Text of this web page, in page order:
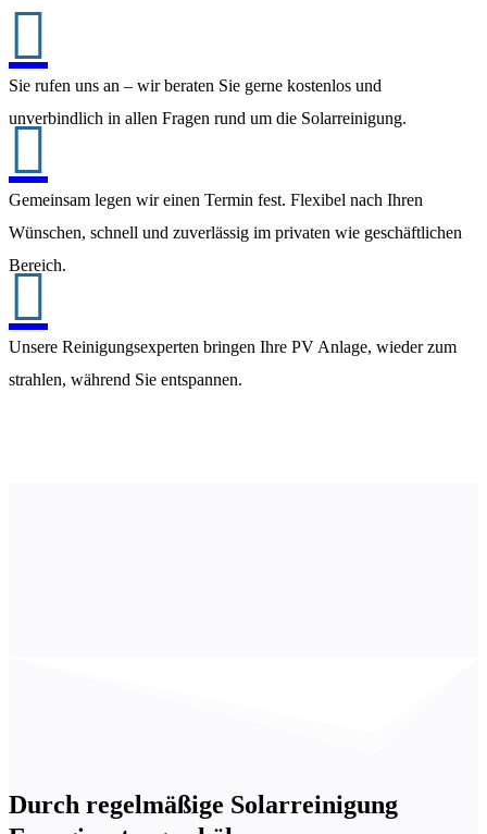

Sie rufen uns an – wir beraten Sie gerne kostenlos und
unverbindlich in allen Fragen rund um die Solarreinigung.

Gemeinsam legen wir einen Termin fest. Flexibel nach Ihren
Wünschen, schnell und zuverlässig im privaten wie geschäftlichen
Bereich.

Unsere Reinigungsexperten bringen Ihre PV Anlage, wieder zum
strahlen, während Sie entspannen.
Durch regelmäßige Solarreinigung